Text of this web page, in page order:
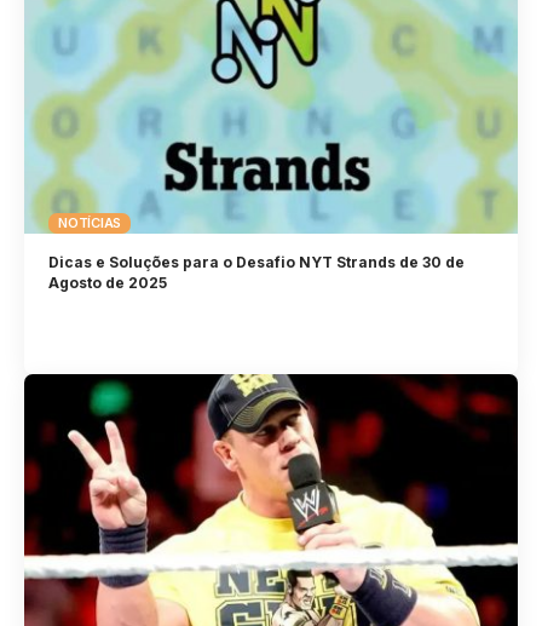
NOTÍCIAS
Dicas e Soluções para o Desafio NYT Strands de 30 de
Agosto de 2025